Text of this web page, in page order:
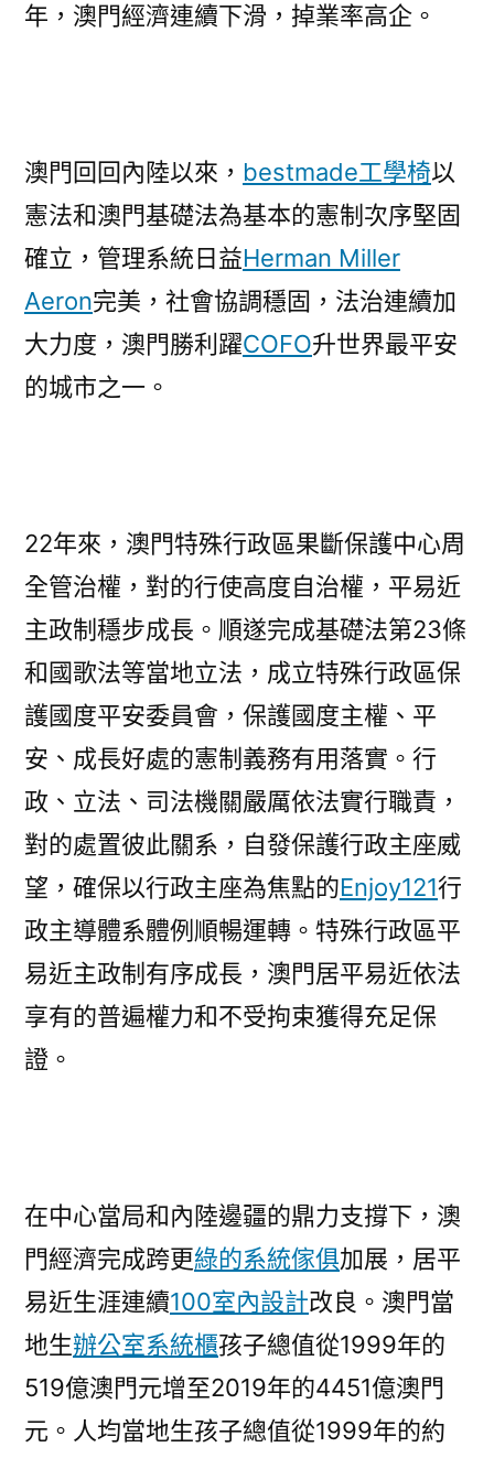
年，澳門經濟連續下滑，掉業率高企。
澳門回回內陸以來， bestmade工學椅以
憲法和澳門基礎法為基本的憲制次序堅固
確立，管理系統日益Herman Miller
Aeron完美，社會協調穩固，法治連續加
大力度，澳門勝利躍COFO升世界最平安
的城市之一。
22年來，澳門特殊行政區果斷保護中心周
全管治權，對的行使高度自治權，平易近
主政制穩步成長。順遂完成基礎法第23條
和國歌法等當地立法，成立特殊行政區保
護國度平安委員會，保護國度主權、平
安、成長好處的憲制義務有用落實。行
政、立法、司法機關嚴厲依法實行職責，
對的處置彼此關系，自發保護行政主座威
望，確保以行政主座為焦點的Enjoy121行
政主導體系體例順暢運轉。特殊行政區平
易近主政制有序成長，澳門居平易近依法
享有的普遍權力和不受拘束獲得充足保
證。
在中心當局和內陸邊疆的鼎力支撐下，澳
門經濟完成跨更綠的系統傢俱加展，居平
易近生涯連續100室內設計改良。澳門當
地生辦公室系統櫃孩子總值從1999年的
519億澳門元增至2019年的4451億澳門
元。人均當地生孩子總值從1999年的約